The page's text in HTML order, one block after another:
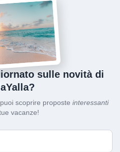
sulle novità di
scoprire proposte interessanti
vacanze!